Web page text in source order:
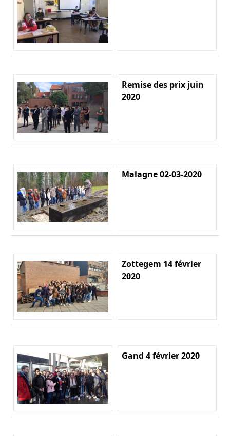
Remise des prix juin
2020
Malagne 02-03-2020
Zottegem 14 février
2020
Gand 4 février 2020